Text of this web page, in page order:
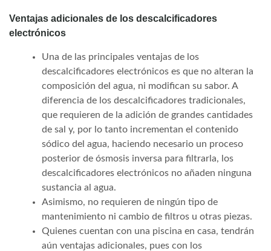
Ventajas adicionales de los descalcificadores
electrónicos
Una de las principales ventajas de los
descalcificadores electrónicos es que no alteran la
composición del agua, ni modifican su sabor. A
diferencia de los descalcificadores tradicionales,
que requieren de la adición de grandes cantidades
de sal y, por lo tanto incrementan el contenido
sódico del agua, haciendo necesario un proceso
posterior de ósmosis inversa para filtrarla, los
descalcificadores electrónicos no añaden ninguna
sustancia al agua.
Asimismo, no requieren de ningún tipo de
mantenimiento ni cambio de filtros u otras piezas.
Quienes cuentan con una piscina en casa, tendrán
aún ventajas adicionales, pues con los